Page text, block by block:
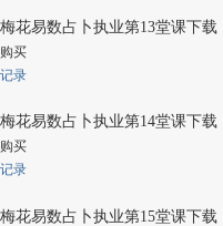
梅花易数占卜执业第13堂课下载
购买
记录
梅花易数占卜执业第14堂课下载
购买
记录
梅花易数占卜执业第15堂课下载